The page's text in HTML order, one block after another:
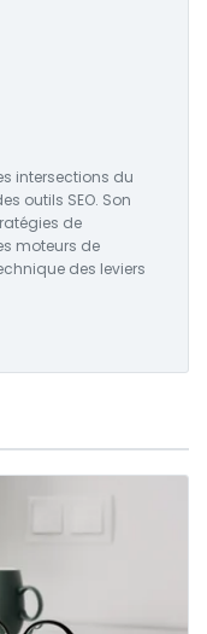
intersections du
outils SEO. Son
de
moteurs de
des leviers